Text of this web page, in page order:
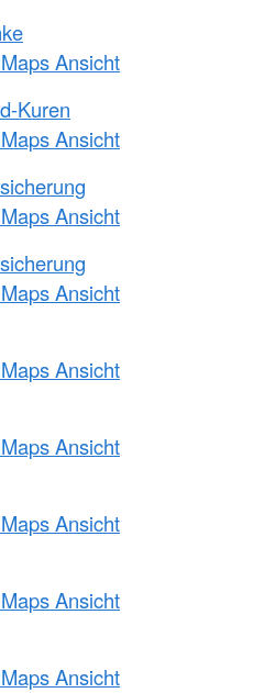
Ansicht
Kuren
Ansicht
Ansicht
Ansicht
Ansicht
Ansicht
Ansicht
Ansicht
Ansicht